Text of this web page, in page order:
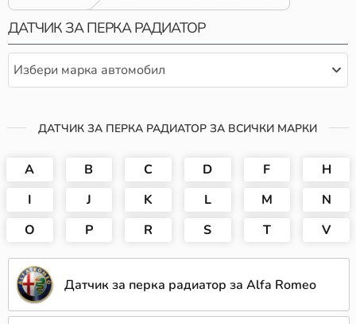
ДАТЧИК ЗА ПЕРКА РАДИАТОР
Избери марка автомобил
ДАТЧИК ЗА ПЕРКА РАДИАТОР ЗА ВСИЧКИ МАРКИ
A B C D F
H
I
J K L M
N
O
P R S T V
Датчик за перка радиатор за Alfa Romeo